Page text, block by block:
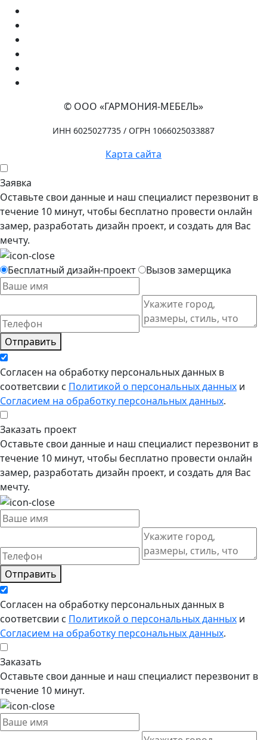
© ООО «ГАРМОНИЯ-МЕБЕЛЬ»
ИНН 6025027735 / ОГРН 1066025033887
Карта сайта
Заявка
Оставьте свои данные и наш специалист перезвонит в
течение 10 минут, чтобы бесплатно провести онлайн
замер, разработать дизайн проект, и создать для Вас
мечту.
Бесплатный дизайн-проект Вызов замерщика
Отправить
Согласен на обработку персональных данных в
соответсвии с Политикой о персональных данных и
Согласием на обработку персональных данных.
Заказать проект
Оставьте свои данные и наш специалист перезвонит в
течение 10 минут, чтобы бесплатно провести онлайн
замер, разработать дизайн проект, и создать для Вас
мечту.
Отправить
Согласен на обработку персональных данных в
соответсвии с Политикой о персональных данных и
Согласием на обработку персональных данных.
Заказать
Оставьте свои данные и наш специалист перезвонит в
течение 10 минут.